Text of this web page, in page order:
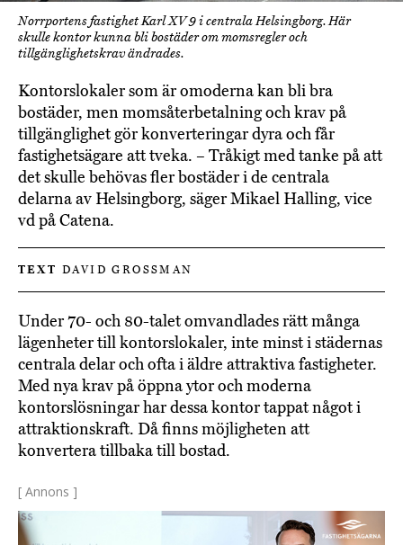
Norrportens fastighet Karl XV 9 i centrala Helsingborg. Här
skulle kontor kunna bli bostäder om momsregler och
tillgänglighetskrav ändrades.
Kontorslokaler som är omoderna kan bli bra
bostäder, men momsåterbetalning och krav på
tillgänglighet gör konverteringar dyra och får
fastighetsägare att tveka. – Tråkigt med tanke på att
det skulle behövas fler bostäder i de centrala
delarna av Helsingborg, säger Mikael Halling, vice
vd på Catena.
TEXT DAVID GROSSMAN
Under 70- och 80-talet omvandlades rätt många
lägenheter till kontorslokaler, inte minst i städernas
centrala delar och ofta i äldre attraktiva fastigheter.
Med nya krav på öppna ytor och moderna
kontorslösningar har dessa kontor tappat något i
attraktionskraft. Då finns möjligheten att
konvertera tillbaka till bostad.
[ Annons ]